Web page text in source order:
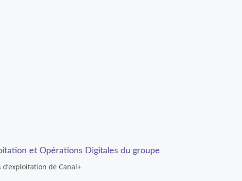
et Opérations Digitales du groupe
de Canal+